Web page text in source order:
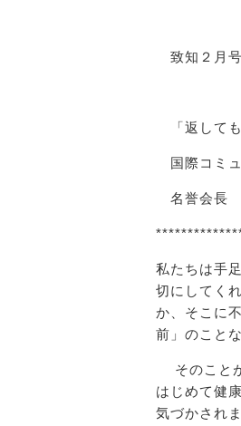
致知２月号
「返して
国際コミ
名誉会長
私たちは手
切にしてく
か、そこに
前」のこと
そのこと
はじめて健
気づかされ